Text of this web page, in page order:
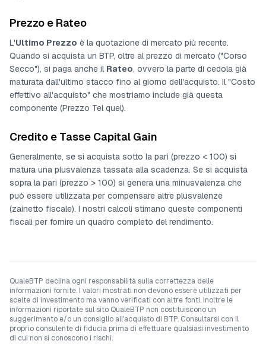
Prezzo e Rateo
L'Ultimo Prezzo è la quotazione di mercato più recente.
Quando si acquista un BTP, oltre al prezzo di mercato ("Corso
Secco"), si paga anche il Rateo, ovvero la parte di cedola già
maturata dall'ultimo stacco fino al giorno dell'acquisto. Il "Costo
effettivo all'acquisto" che mostriamo include già questa
componente (Prezzo Tel quel).
Credito e Tasse Capital Gain
Generalmente, se si acquista sotto la pari (prezzo < 100) si
matura una plusvalenza tassata alla scadenza. Se si acquista
sopra la pari (prezzo > 100) si genera una minusvalenza che
può essere utilizzata per compensare altre plusvalenze
(zainetto fiscale). I nostri calcoli stimano queste componenti
fiscali per fornire un quadro completo del rendimento.
QualeBTP declina ogni responsabilità sulla correttezza delle
informazioni fornite. I valori mostrati non devono essere utilizzati per
scelte di investimento ma vanno verificati con altre fonti. Inoltre le
informazioni riportate sul sito QualeBTP non costituiscono un
suggerimento e/o un consiglio all'acquisto di BTP. Consultarsi con il
proprio consulente di fiducia prima di effettuare qualsiasi investimento
di cui non si conoscono i rischi.